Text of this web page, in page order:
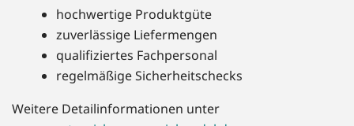
hochwertige Produktgüte
zuverlässige Liefermengen
qualifiziertes Fachpersonal
regelmäßige Sicherheitschecks
Weitere Detailinformationen unter